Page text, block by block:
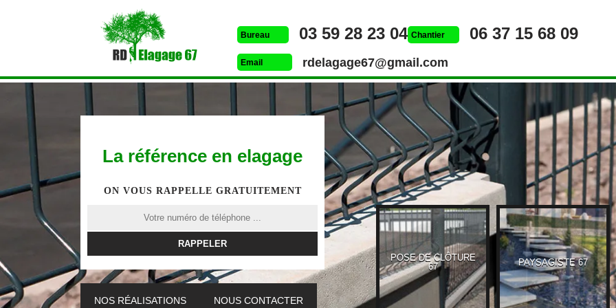
Bureau 03 59 28 23 04 Chantier 06 37 15 68 09
Email rdelagage67@gmail.com
La référence en elagage
ON VOUS RAPPELLE GRATUITEMENT
NOS RÉALISATIONS NOUS CONTACTER
ETÊTAGE 67 ELAGUEUR 67
POSE DE CLÔTURE
67
PAYSAGISTE 67